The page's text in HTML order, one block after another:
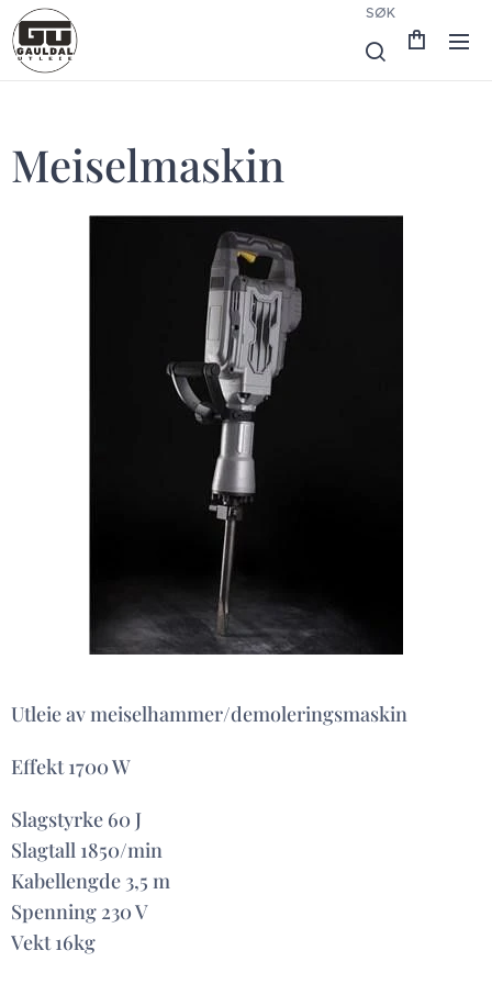
SØK
Meiselmaskin
Utleie av meiselhammer/demoleringsmaskin
Effekt 1700 W
Slagstyrke 60 J
Slagtall 1850/min
Kabellengde 3,5 m
Spenning 230 V
Vekt 16kg